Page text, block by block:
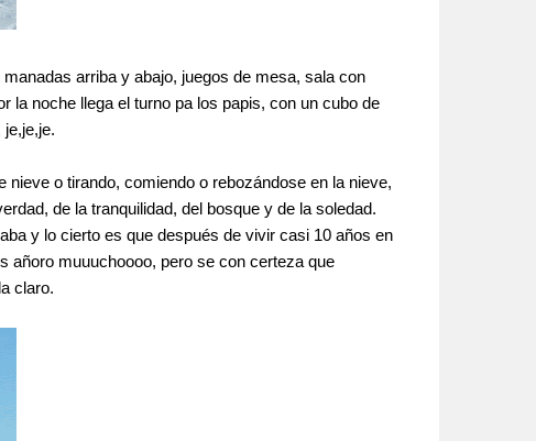
arriba y abajo, juegos de mesa, sala con
la noche llega el turno pa los papis, con un cubo de
o tirando, comiendo o rebozándose en la nieve,
de la tranquilidad, del bosque y de la soledad.
y lo cierto es que después de vivir casi 10 años en
añoro muuuchoooo, pero se con certeza que
claro.